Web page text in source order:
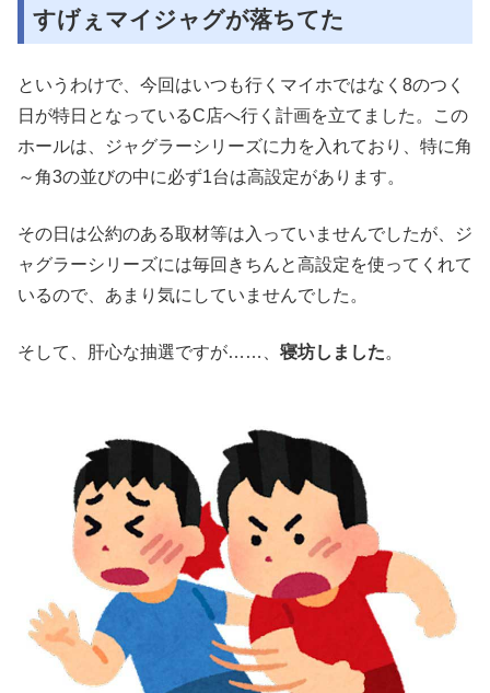
すげぇマイジャグが落ちてた
というわけで、今回はいつも行くマイホではなく8のつく
日が特日となっているC店へ行く計画を立てました。この
ホールは、ジャグラーシリーズに力を入れており、特に角
～角3の並びの中に必ず1台は高設定があります。
その日は公約のある取材等は入っていませんでしたが、ジ
ャグラーシリーズには毎回きちんと高設定を使ってくれて
いるので、あまり気にしていませんでした。
そして、肝心な抽選ですが……、 寝坊しました。